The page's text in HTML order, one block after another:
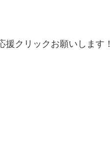
クリックお願いします！